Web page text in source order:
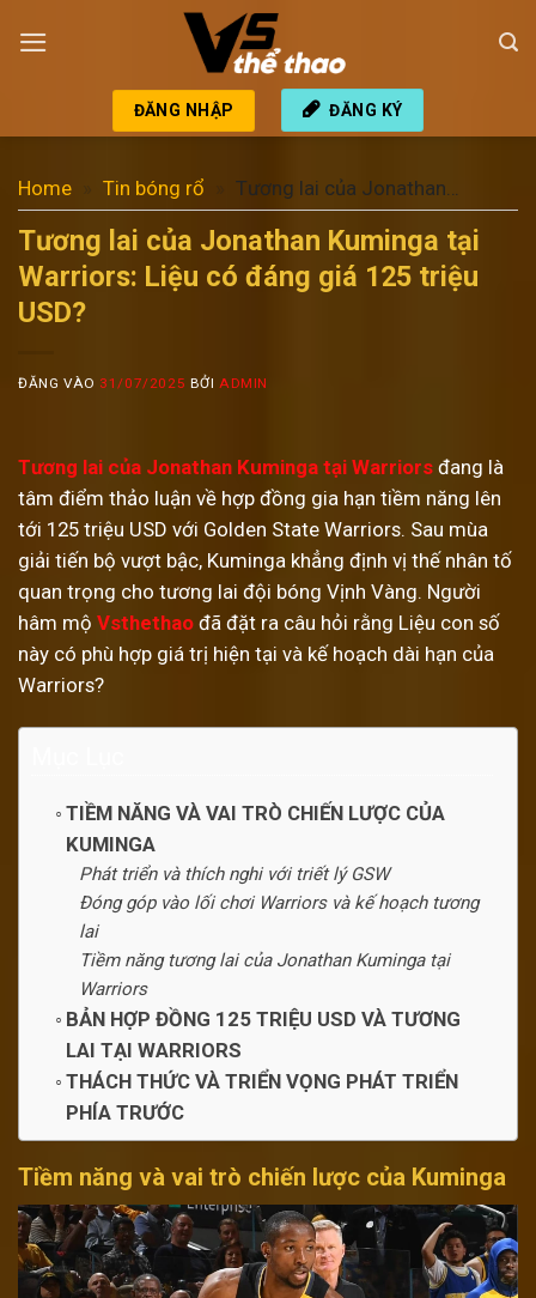
qua
ĐĂNG NHẬP ĐĂNG KÝ
Home Tin bóng rổ
Tương lai của Jonathan
Tương lai của Jonathan Kuminga tại
Warriors: Liệu có đáng giá 125 triệu
USD?
ĐĂNG VÀO 31/07/2025 BỞI ADMIN
Tương lai của Jonathan Kuminga tại Warriors đang là
tâm điểm thảo luận về hợp đồng gia hạn tiềm năng lên
tới 125 triệu USD với Golden State Warriors. Sau mùa
giải tiến bộ vượt bậc, Kuminga khẳng định vị thế nhân tố
quan trọng cho tương lai đội bóng Vịnh Vàng. Người
hâm mộ Vsthethao đã đặt ra câu hỏi rằng Liệu con số
này có phù hợp giá trị hiện tại và kế hoạch dài hạn của
Warriors?
TIỀM NĂNG VÀ VAI TRÒ CHIẾN LƯỢC CỦA
KUMINGA
Phát triển và thích nghi với triết lý GSW
Đóng góp vào lối chơi Warriors và kế hoạch tương
lai
Tiềm năng tương lai của Jonathan Kuminga tại
Warriors
BẢN HỢP ĐỒNG 125 TRIỆU USD VÀ TƯƠNG
LAI TẠI WARRIORS
THÁCH THỨC VÀ TRIỂN VỌNG PHÁT TRIỂN
PHÍA TRƯỚC
Tiềm năng và vai trò chiến lược của Kuminga